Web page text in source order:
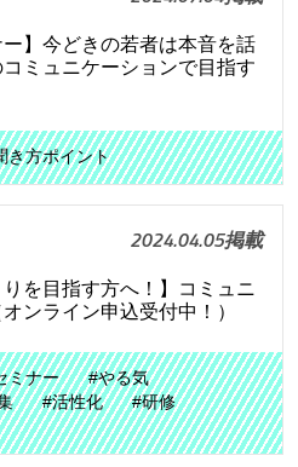
ー】今どきの若者は本音を話
ミュニケーションで目指す
き方ポイント
2024.04.05掲載
りを目指す方へ！】コミュニ
ンライン申込受付中！）
ミナー
#やる気
#活性化
#研修